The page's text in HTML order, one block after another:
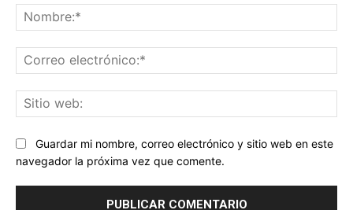
Guardar mi nombre, correo electrónico y sitio web en este
navegador la próxima vez que comente.